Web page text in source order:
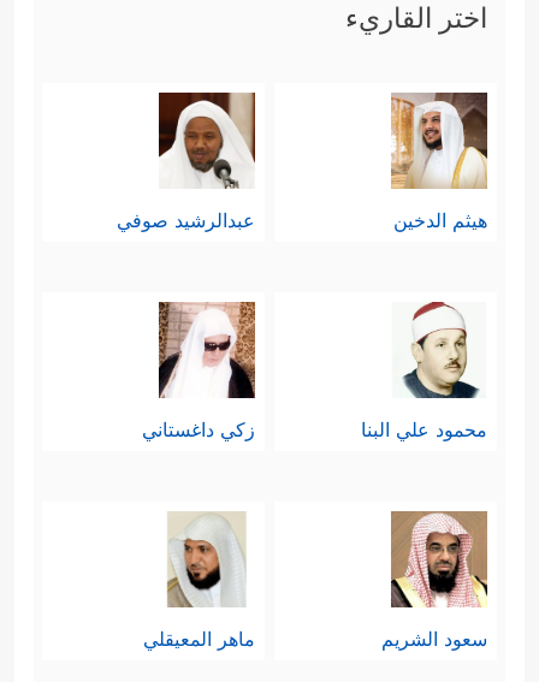
اختر القاريء
هيثم الدخين عبدالرشيد صوفي
محمود علي البنا زكي داغستاني
سعود الشريم ماهر المعيقلي